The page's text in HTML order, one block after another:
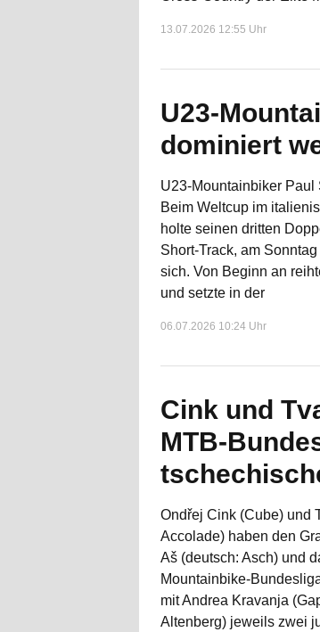
13.07.2026 12:55 Uhr
U23-
dominiert
U23-Mountainbiker Paul
Beim Weltcup im
holte seinen dritten
Short-Track, am
sich. Von Beginn an
und setzte in der
06.07.2026 10:24 Uhr
Cink und
MTB-
Ondřej Cink (Cube) und
Accolade) haben den
Aš (deutsch: Asch) und
Mountainbike-
mit Andrea Kravanja
Altenberg) jeweils zwei